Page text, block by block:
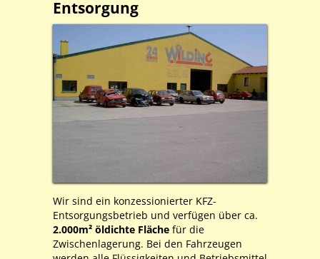
Entsorgung
Wir sind ein konzessionierter KFZ-
Entsorgungsbetrieb und verfügen über ca.
2.000m² öldichte Fläche für die
Zwischenlagerung. Bei den Fahrzeugen